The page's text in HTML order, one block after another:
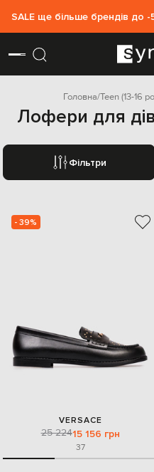
SALE ще більше брендів до -
Головна Teen (13-16
Лофери для
Фільтри
- 39%
VERSACE
25 22415 156 грн
37